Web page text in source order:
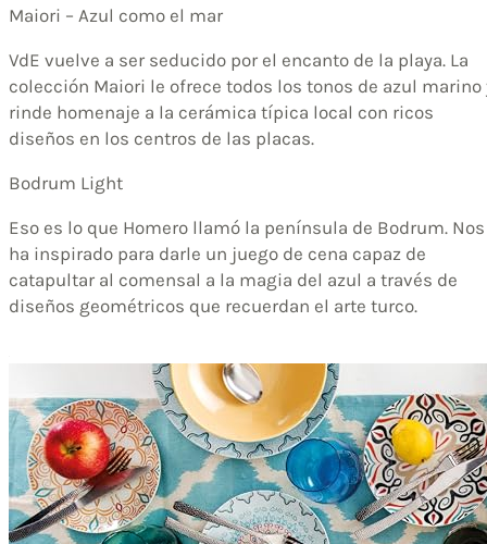
Maiori – Azul como el mar
VdE vuelve a ser seducido por el encanto de la playa. La
colección Maiori le ofrece todos los tonos de azul marino
rinde homenaje a la cerámica típica local con ricos
diseños en los centros de las placas.
Bodrum Light
Eso es lo que Homero llamó la península de Bodrum. Nos
ha inspirado para darle un juego de cena capaz de
catapultar al comensal a la magia del azul a través de
diseños geométricos que recuerdan el arte turco.